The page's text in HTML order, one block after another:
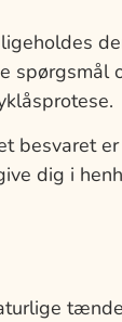
spørgsmål
besvaret
dig i